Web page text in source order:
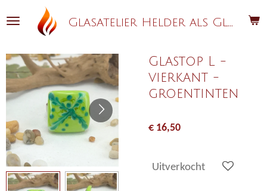
direct
hoofdinhoud
G
lasatelier Helder als Glas
Glastop L -
vierkant -
groentinten
€ 16,50
Uitverkocht